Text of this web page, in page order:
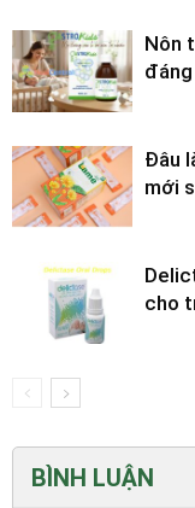
Nôn
Đâu
mới
cho
BÌNH LUẬN